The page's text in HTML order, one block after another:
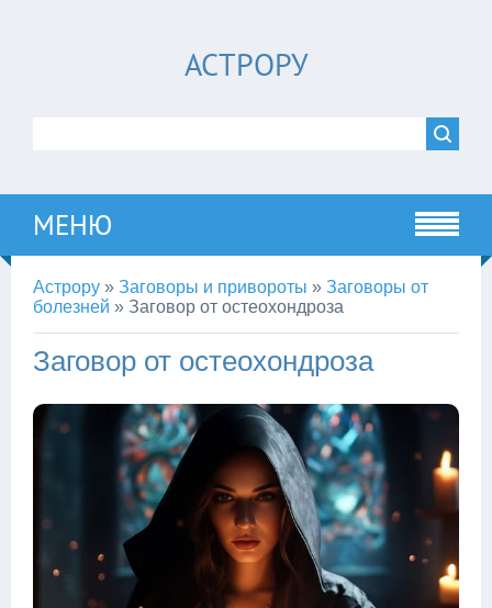
АСТРОРУ
МЕНЮ
Астрору » Заговоры и привороты » Заговоры от
болезней » Заговор от остеохондроза
Заговор от остеохондроза